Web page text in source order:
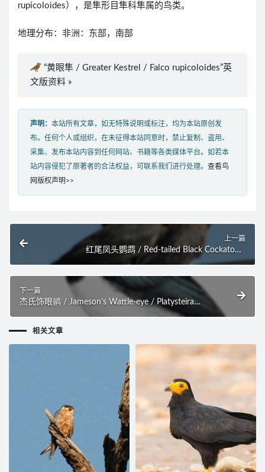
rupicoloides），是隼形目隼科隼属的鸟类。
地理分布：非洲：东部，南部
“黄眼隼 / Greater Kestrel / Falco rupicoloides”英
文版资料 »
声明： 本站所有文章，如无特殊说明或标注，均为本站原创发
布。任何个人或组织，在未征得本站同意时，禁止复制、盗用、
采集、发布本站内容到任何网站、书籍等各类媒体平台。如若本
站内容侵犯了原著者的合法权益，可联系我们进行处理。 查看鸟
网版权声明>>
上一篇
红尾凤头鹦鹉 / Red-tailed Black Cockatoo /
Calyptorhynchus banksii
下一篇
杰氏饰眼鹟 / Jameson’s Wattle-eye / Platysteira
相关文章